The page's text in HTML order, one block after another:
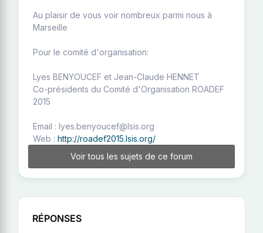
Au plaisir de vous voir nombreux parmi nous à
Marseille
Pour le comité d'organisation:
Lyes BENYOUCEF et Jean-Claude HENNET
Co-présidents du Comité d'Organisation ROADEF
2015
Email : lyes.benyoucef@lsis.org
Web : http://roadef2015.lsis.org/
Voir tous les sujets de ce forum
RÉPONSES